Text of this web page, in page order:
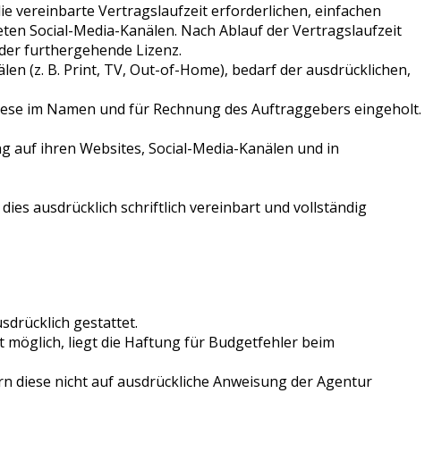
vereinbarte Vertragslaufzeit erforderlichen, einfachen
Social-Media-Kanälen. Nach Ablauf der Vertragslaufzeit
furthergehende Lizenz.
(z. B. Print, TV, Out-of-Home), bedarf der ausdrücklichen,
im Namen und für Rechnung des Auftraggebers eingeholt.
ihren Websites, Social-Media-Kanälen und in
ausdrücklich schriftlich vereinbart und vollständig
gestattet.
möglich, liegt die Haftung für Budgetfehler beim
diese nicht auf ausdrückliche Anweisung der Agentur